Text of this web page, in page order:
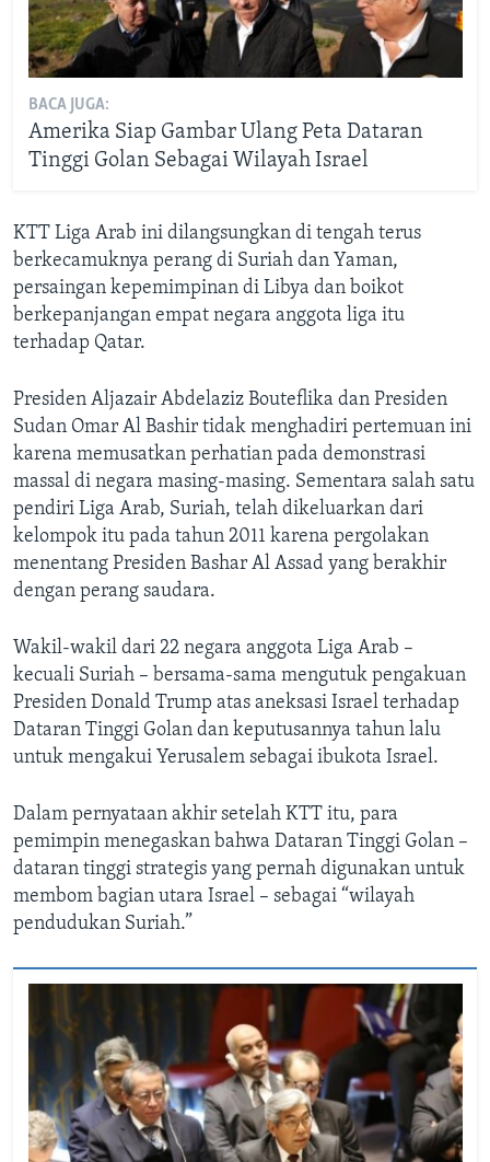
BACA JUGA:
Amerika Siap Gambar Ulang Peta Dataran
Tinggi Golan Sebagai Wilayah Israel
KTT Liga Arab ini dilangsungkan di tengah terus
berkecamuknya perang di Suriah dan Yaman,
persaingan kepemimpinan di Libya dan boikot
berkepanjangan empat negara anggota liga itu
terhadap Qatar.
Presiden Aljazair Abdelaziz Bouteflika dan Presiden
Sudan Omar Al Bashir tidak menghadiri pertemuan ini
karena memusatkan perhatian pada demonstrasi
massal di negara masing-masing. Sementara salah satu
pendiri Liga Arab, Suriah, telah dikeluarkan dari
kelompok itu pada tahun 2011 karena pergolakan
menentang Presiden Bashar Al Assad yang berakhir
dengan perang saudara.
Wakil-wakil dari 22 negara anggota Liga Arab –
kecuali Suriah – bersama-sama mengutuk pengakuan
Presiden Donald Trump atas aneksasi Israel terhadap
Dataran Tinggi Golan dan keputusannya tahun lalu
untuk mengakui Yerusalem sebagai ibukota Israel.
Dalam pernyataan akhir setelah KTT itu, para
pemimpin menegaskan bahwa Dataran Tinggi Golan –
dataran tinggi strategis yang pernah digunakan untuk
membom bagian utara Israel – sebagai “wilayah
pendudukan Suriah.”